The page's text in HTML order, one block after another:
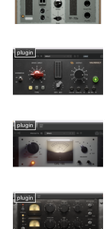
plugin
plugin
plugin